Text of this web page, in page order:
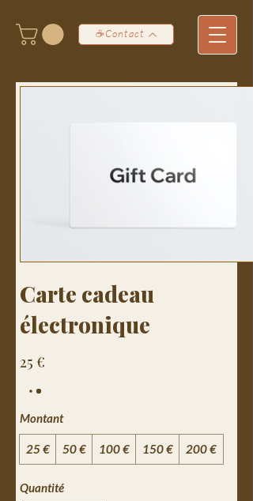
☕Contact
Carte cadeau
électronique
25 €
Montant
25 € 50 € 100 € 150 € 200 €
Quantité